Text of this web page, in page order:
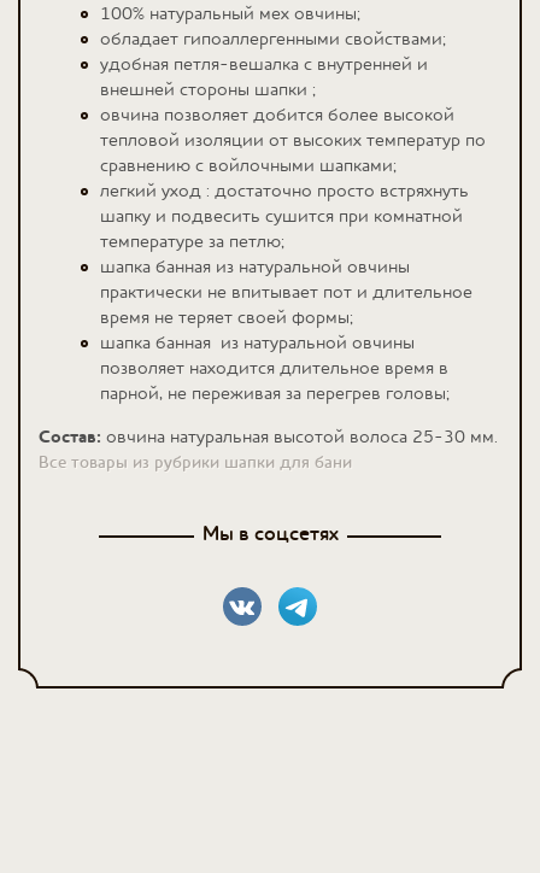
100% натуральный мех овчины;
обладает гипоаллергенными свойствами;
удобная петля-вешалка с внутренней и
внешней стороны шапки ;
овчина позволяет добится более высокой
тепловой изоляции от высоких температур по
сравнению с войлочными шапками;
легкий уход : достаточно просто встряхнуть
шапку и подвесить сушится при комнатной
температуре за петлю;
шапка банная из натуральной овчины
практически не впитывает пот и длительное
время не теряет своей формы;
шапка банная из натуральной овчины
позволяет находится длительное время в
парной, не переживая за перегрев головы;
Состав: овчина натуральная высотой волоса 25-30 мм.
Все товары из рубрики шапки для бани
Мы в соцсетях